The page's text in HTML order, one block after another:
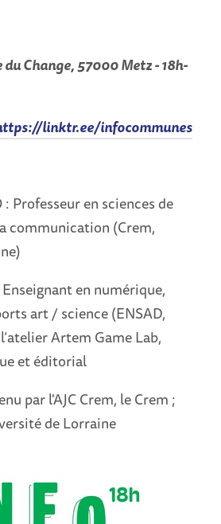
Change, 57000 Metz - 18h-
linktr.ee/infocommunes
: Professeur en sciences de
communication (Crem,
en numérique,
art / science (ENSAD,
Artem Game Lab,
et éditorial
par l'AJC Crem, le Crem ;
de Lorraine